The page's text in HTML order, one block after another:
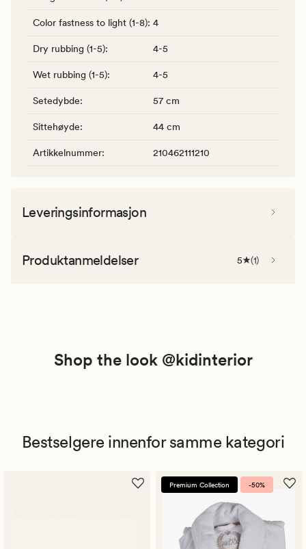
Color fastness to light (1-8): 4
Dry rubbing (1-5): 4-5
Wet rubbing (1-5): 4-5
Setedybde: 57 cm
Sittehøyde: 44 cm
Artikkelnummer: 210462111210
Leveringsinformasjon
Produktanmeldelser 5 (1)
Shop the look @kidinterior
Bestselgere innenfor samme kategori
Premium Collection -50%